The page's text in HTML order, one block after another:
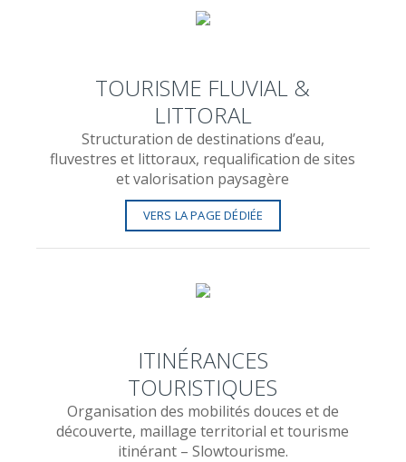
TOURISME FLUVIAL &
LITTORAL
Structuration de destinations d’eau,
fluvestres et littoraux, requalification de sites
et valorisation paysagère
VERS LA PAGE DÉDIÉE
ITINÉRANCES
TOURISTIQUES
Organisation des mobilités douces et de
découverte, maillage territorial et tourisme
itinérant – Slowtourisme.